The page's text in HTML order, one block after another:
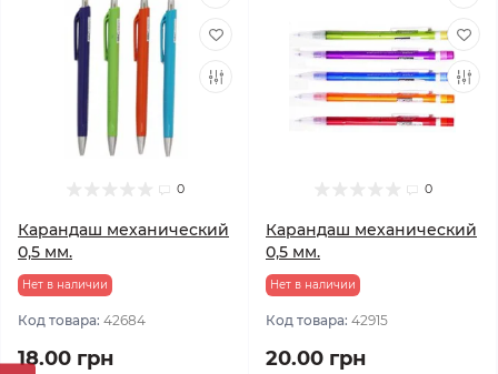
0
Карандаш механический
0,5 мм.
Нет в наличии
Код товара: 42684
18.00 грн
0
Карандаш механический
0,5 мм.
Нет в наличии
Код товара: 42915
20.00 грн